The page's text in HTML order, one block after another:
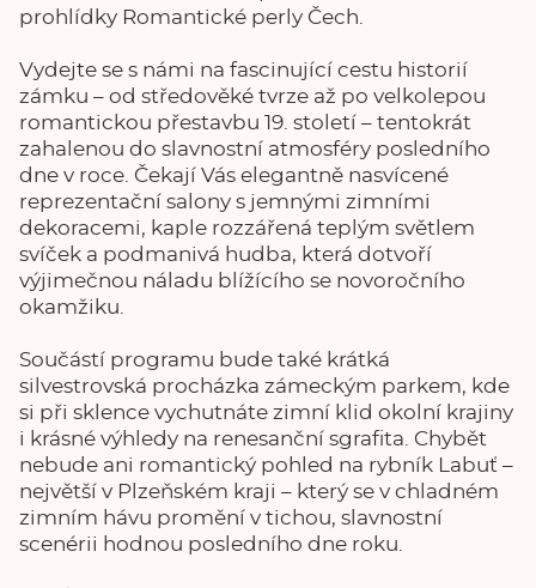
prohlídky Romantické perly Čech.
Vydejte se s námi na fascinující cestu historií
zámku – od středověké tvrze až po velkolepou
romantickou přestavbu 19. století – tentokrát
zahalenou do slavnostní atmosféry posledního
dne v roce. Čekají Vás elegantně nasvícené
reprezentační salony s jemnými zimními
dekoracemi, kaple rozzářená teplým světlem
svíček a podmanivá hudba, která dotvoří
výjimečnou náladu blížícího se novoročního
okamžiku.
Součástí programu bude také krátká
silvestrovská procházka zámeckým parkem, kde
si při sklence vychutnáte zimní klid okolní krajiny
i krásné výhledy na renesanční sgrafita. Chybět
nebude ani romantický pohled na rybník Labuť –
největší v Plzeňském kraji – který se v chladném
zimním hávu promění v tichou, slavnostní
scenérii hodnou posledního dne roku.